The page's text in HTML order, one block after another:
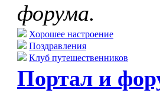
форума.
Хорошее настроение
Поздравления
Клуб путешественников
Портал и